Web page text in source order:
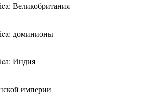
Великобритания
доминионы
Индия
империи